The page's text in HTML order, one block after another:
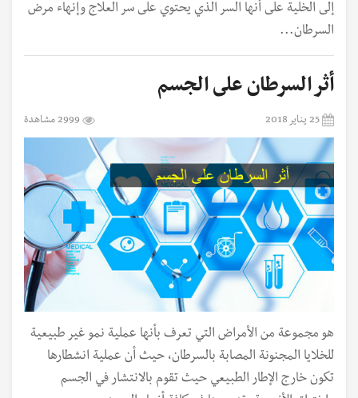
إلى الخلية على أنها السر الذي يحتوي على سر العلاج وإنهاء مرض
السرطان...
أثر السرطان على الجسم
25 يناير 2018 2999 مشاهدة
هو مجموعة من الأمراض التي تعرف بأنها عملية نمو غير طبيعية
للخلايا المجنونة المصابة بالسرطان، حيث أن عملية انشطارها
تكون خارج الإطار الطبيعي حيث تقوم بالانتشار في الجسم